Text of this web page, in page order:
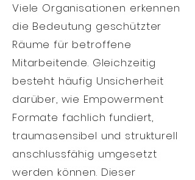
Viele Organisationen erkennen
die Bedeutung geschützter
Räume für betroffene
Mitarbeitende. Gleichzeitig
besteht häufig Unsicherheit
darüber, wie Empowerment
Formate fachlich fundiert,
traumasensibel und strukturell
anschlussfähig umgesetzt
werden können. Dieser